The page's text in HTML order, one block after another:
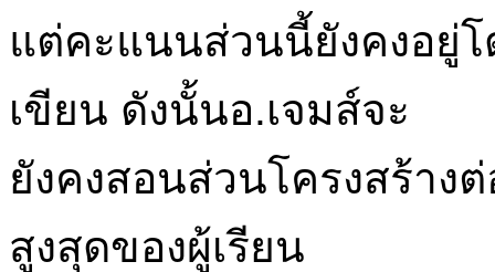
แต่คะแนนส่วนนี้ยังคงอยู่
เขียน ดังนั้นอ.เจมส์จะ
ยังคงสอนส่วนโครงสร้าง
สูงสุดของผู้เรียน